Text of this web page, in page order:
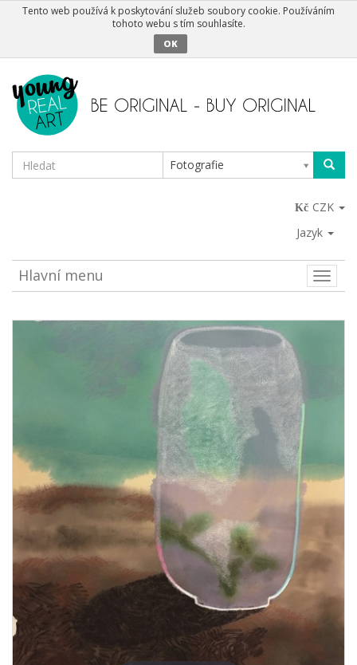
Tento web používá k poskytování služeb soubory cookie. Používáním
tohoto webu s tím souhlasíte.
OK
Fotografie
CZK
Jazyk
Toggle
Hlavní menu